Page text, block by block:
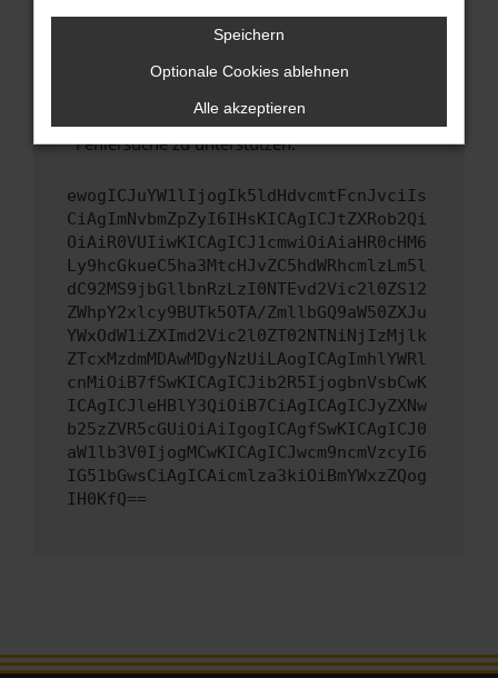
Wende dich an den Webseitenbetreiber.
Wenn du alle oben genannten Schritte versucht
hast, kontaktiere uns bitte. Wir werden
uns diesen Text schicken, um uns bei der
Fehlersuche zu unterstützen:
ewogICJuYW1lIjogIk5ldHdvcmtFcnJvciIs
CiAgImNvbmZpZyI6IHsKICAgICJtZXRob2Qi
OiAiR0VUIiwKICAgICJ1cmwiOiAiaHR0cHM6
Ly9hcGkueC5ha3MtcHJvZC5hdWRhcmlzLm5l
dC92MS9jbGllbnRzLzI0NTEvd2Vic2l0ZS12
ZWhpY2xlcy9BUTk5OTA/ZmllbGQ9aW50ZXJu
YWxOdW1iZXImd2Vic2l0ZT02NTNiNjIzMjlk
ZTcxMzdmMDAwMDgyNzUiLAogICAgImhlYWRl
cnMiOiB7fSwKICAgICJib2R5IjogbnVsbCwK
ICAgICJleHBlY3QiOiB7CiAgICAgICJyZXNw
b25zZVR5cGUiOiAiIgogICAgfSwKICAgICJ0
aW1lb3V0IjogMCwKICAgICJwcm9ncmVzcyI6
IG51bGwsCiAgICAicmlza3kiOiBmYWxzZQog
IH0KfQ==
Speichern
Optionale Cookies ablehnen
Alle akzeptieren